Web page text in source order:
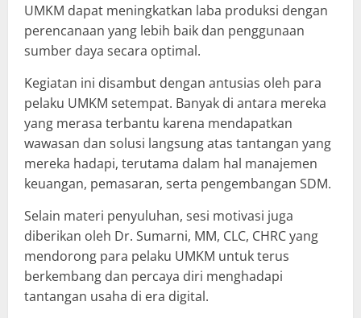
UMKM dapat meningkatkan laba produksi dengan
perencanaan yang lebih baik dan penggunaan
sumber daya secara optimal.
Kegiatan ini disambut dengan antusias oleh para
pelaku UMKM setempat. Banyak di antara mereka
yang merasa terbantu karena mendapatkan
wawasan dan solusi langsung atas tantangan yang
mereka hadapi, terutama dalam hal manajemen
keuangan, pemasaran, serta pengembangan SDM.
Selain materi penyuluhan, sesi motivasi juga
diberikan oleh Dr. Sumarni, MM, CLC, CHRC yang
mendorong para pelaku UMKM untuk terus
berkembang dan percaya diri menghadapi
tantangan usaha di era digital.